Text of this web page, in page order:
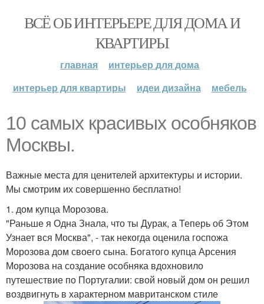
ВСЁ ОБ ИНТЕРЬЕРЕ ДЛЯ ДОМА И
КВАРТИРЫ
главная
интерьер для дома
интерьер для квартиры
идеи дизайна мебель
10 самых красивых особняков
Москвы.
Важные места для ценителей архитектуры и истории.
Мы смотрим их совершенно бесплатно!
1. дом купца Морозова.
"Раньше я Одна Знала, что ты Дурак, а Теперь об Этом
Узнает вся Москва", - так некогда оценила госпожа
Морозова дом своего сына. Богатого купца Арсения
Морозова на создание особняка вдохновило
путешествие по Португалии: свой новый дом он решил
воздвигнуть в характерном мавританском стиле